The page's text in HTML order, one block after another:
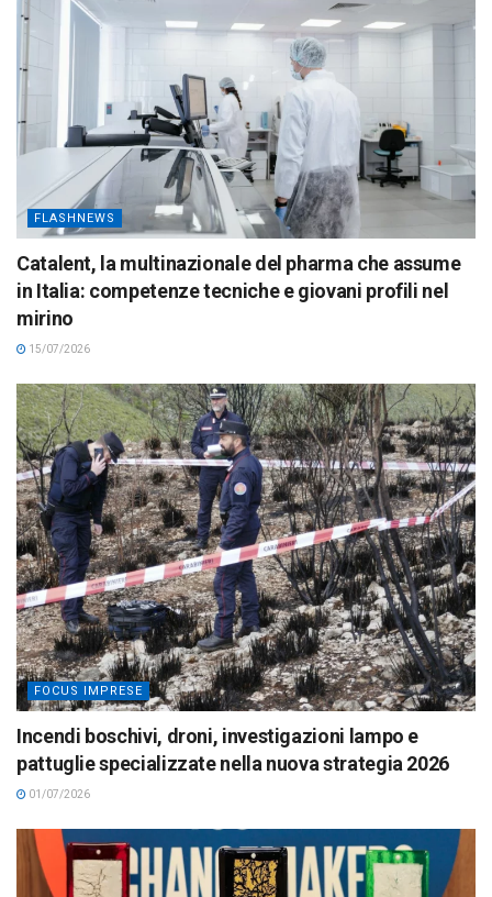
FLASHNEWS
Catalent, la multinazionale del pharma che assume
in Italia: competenze tecniche e giovani profili nel
mirino
15/07/2026
FOCUS IMPRESE
Incendi boschivi, droni, investigazioni lampo e
pattuglie specializzate nella nuova strategia 2026
01/07/2026